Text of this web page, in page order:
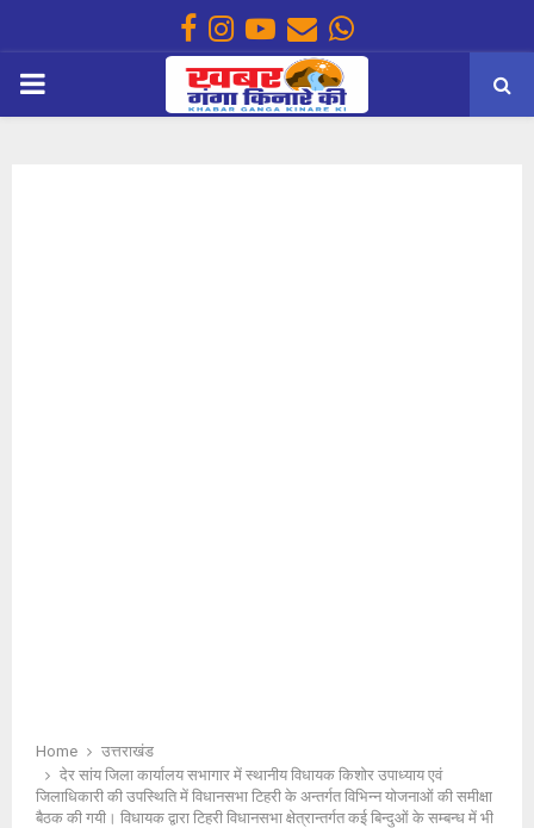
Facebook
Instagram
Youtube
EmailWhatsapp
PRIMARY
Home
उत्तराखंड
देर सांय जिला कार्यालय सभागार में स्थानीय विधायक किशोर उपाध्याय एवं
जिलाधिकारी की उपस्थिति में विधानसभा टिहरी के अन्तर्गत विभिन्न योजनाओं की समीक्षा
बैठक की गयी। विधायक द्वारा टिहरी विधानसभा क्षेत्रान्तर्गत कई बिन्दुओं के सम्बन्ध में भी